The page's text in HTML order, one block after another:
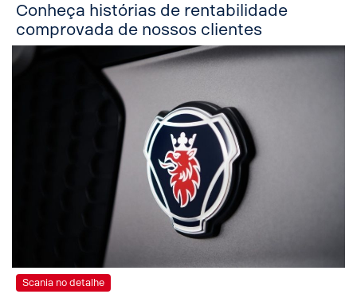
Conheça histórias de rentabilidade
comprovada de nossos clientes
Scania no detalhe